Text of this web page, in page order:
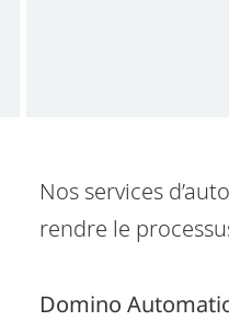
Nos services
rendre le
Domino